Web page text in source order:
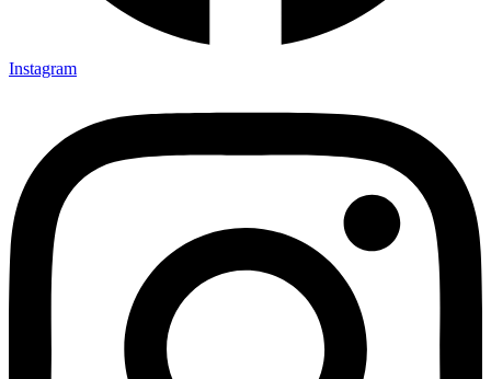
Instagram